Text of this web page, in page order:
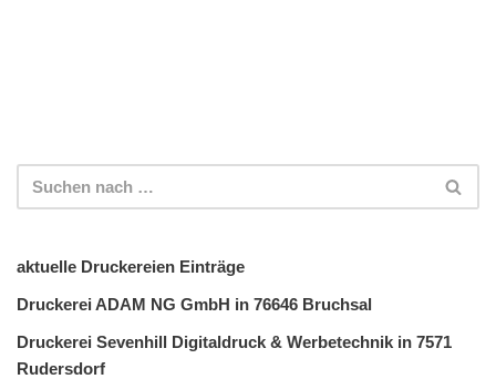
aktuelle Druckereien Einträge
Druckerei ADAM NG GmbH in 76646 Bruchsal
Druckerei Sevenhill Digitaldruck & Werbetechnik in 7571
Rudersdorf